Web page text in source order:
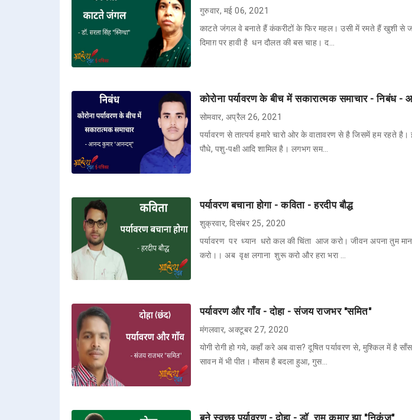
गुरुवार, मई 06, 2021
काटते जंगल वे बनाते हैं कंकरीटों के फिर महल। उसी में रमते हैं खुशी से
दिमाग़ पर हावी है धन दौलत की बस चाह। द…
कोरोना पर्यावरण के बीच में सकारात्मक समाचार - निबंध
सोमवार, अप्रैल 26, 2021
पर्यावरण से तात्पर्य हमारे चारो ओर के वातावरण से है जिसमें हम रहते
पौधे, पशु-पक्षी आदि शामिल है। लगभग सम…
पर्यावरण बचाना होगा - कविता - हरदीप बौद्ध
शुक्रवार, दिसंबर 25, 2020
पर्यावरण पर ध्यान धरो कल की चिंता आज करो। जीवन अपना तुम
करो।। अब वृक्ष लगाना शुरू करो और हरा भरा …
पर्यावरण और गाँव - दोहा - संजय राजभर "समित"
मंगलवार, अक्टूबर 27, 2020
योगी रोगी हो गये, कहाँ करे अब वास? दूषित पर्यावरण से, मुश्किल में है
सावन में भी पीत। मौसम है बदला हुआ, गुस…
बने स्वच्छ पर्यावरण - दोहा - डॉ. राम कुमार झा "निकुुुंज"